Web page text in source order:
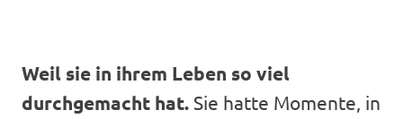
Weil sie in ihrem Leben so viel
durchgemacht hat.Sie hatte Momente, in